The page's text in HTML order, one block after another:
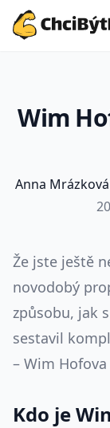
Wim
Anna Mrázková
Že jste ještě
novodobý
způsobu, jak
sestavil
– Wim
Kdo je